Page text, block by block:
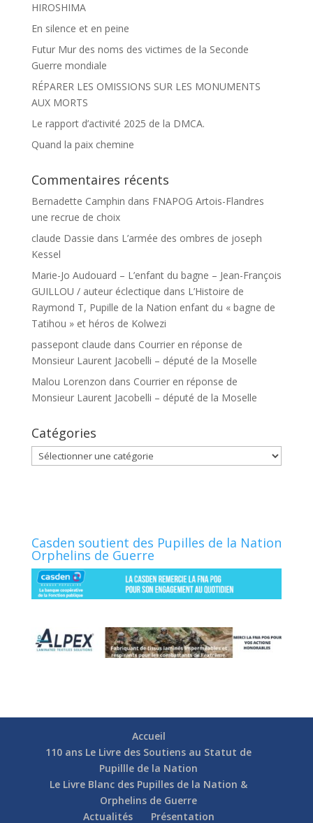
HIROSHIMA
En silence et en peine
Futur Mur des noms des victimes de la Seconde
Guerre mondiale
RÉPARER LES OMISSIONS SUR LES MONUMENTS
AUX MORTS
Le rapport d’activité 2025 de la DMCA.
Quand la paix chemine
Commentaires récents
Bernadette Camphin dans FNAPOG Artois-Flandres
une recrue de choix
claude Dassie dans L’armée des ombres de joseph
Kessel
Marie-Jo Audouard – L’enfant du bagne – Jean-François
GUILLOU / auteur éclectique dans L’Histoire de
Raymond T, Pupille de la Nation enfant du « bagne de
Tatihou » et héros de Kolwezi
passepont claude dans Courrier en réponse de
Monsieur Laurent Jacobelli – député de la Moselle
Malou Lorenzon dans Courrier en réponse de
Monsieur Laurent Jacobelli – député de la Moselle
Catégories
Catégories
Casden soutient des Pupilles de la Nation
Orphelins de Guerre
Accueil
110 ans Le Livre des Soutiens au Statut de
Pupillle de la Nation
Le Livre Blanc des Pupilles de la Nation &
Orphelins de Guerre
Actualités
Présentation